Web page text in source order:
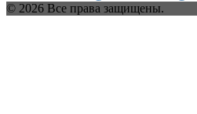
© 2026 Все права защищены.